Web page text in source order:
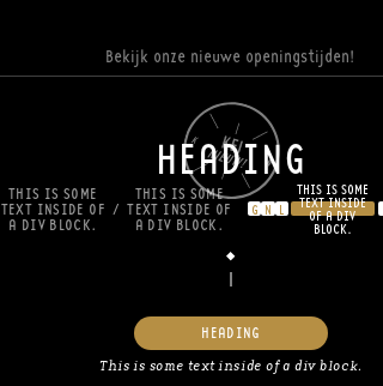
Bekijk onze nieuwe openingstijden!
HEADING
THIS IS SOME
TEXT INSIDE OF
A DIV BLOCK.
/
THIS IS SOME
TEXT INSIDE OF
A DIV BLOCK.
G N L
THIS IS SOME
TEXT INSIDE
OF A DIV
BLOCK.
HEADING
This is some text inside of a div block.